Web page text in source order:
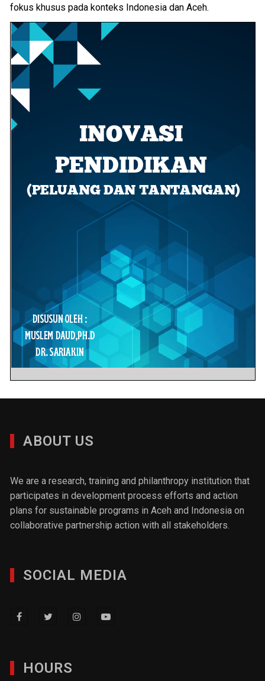
fokus khusus pada konteks Indonesia dan Aceh.
ABOUT US
We are a research, training and philanthropy institution that
participates in development process efforts and action
plans for sustainable programs in Aceh and Indonesia on
collaborative partnership action with all stakeholders.
SOCIAL MEDIA
HOURS